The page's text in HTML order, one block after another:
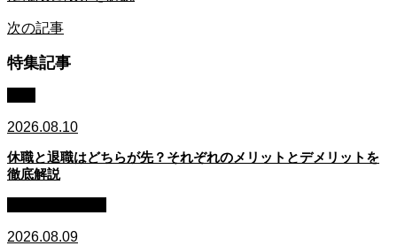
次の記事
特集記事
2026.08.10
休職と退職はどちらが先？それぞれのメリットとデメリットを
徹底解説
2026.08.09